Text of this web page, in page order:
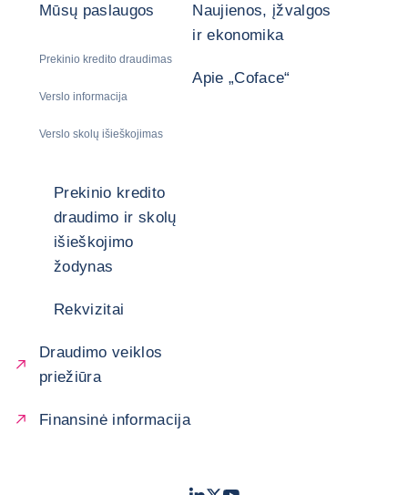
Mūsų paslaugos
Prekinio kredito draudimas
Verslo informacija
Verslo skolų išieškojimas
Naujienos, įžvalgos
ir ekonomika
Apie „Coface“
Prekinio kredito
draudimo ir skolų
išieškojimo
žodynas
Rekvizitai
Draudimo veiklos
priežiūra
Finansinė informacija